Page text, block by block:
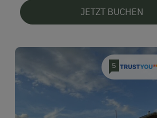
JETZT BUCHEN
5